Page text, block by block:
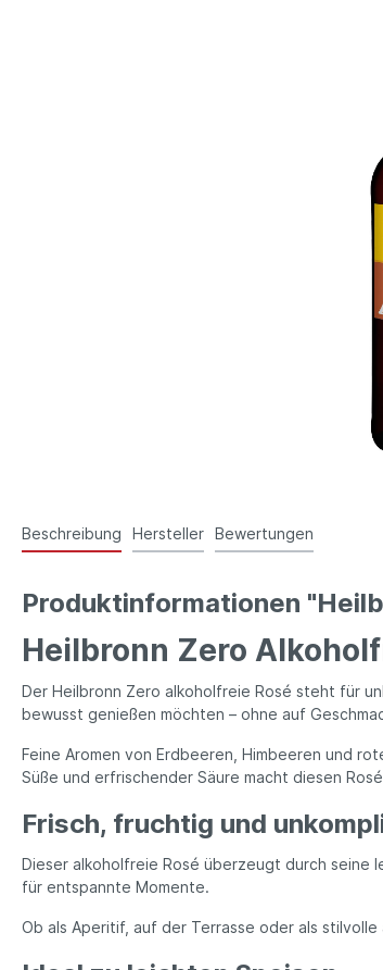
Beschreibung Hersteller Bewertungen
Produktinformationen
Heilbronn Zero
Der Heilbronn Zero alkoholfreie Rosé steht für
bewusst genießen möchten – ohne auf
Feine Aromen von Erdbeeren, Himbeeren und
Süße und erfrischender Säure macht diesen
Frisch, fruchtig und
Dieser alkoholfreie Rosé überzeugt durch seine
für entspannte Momente.
Ob als Aperitif, auf der Terrasse oder als